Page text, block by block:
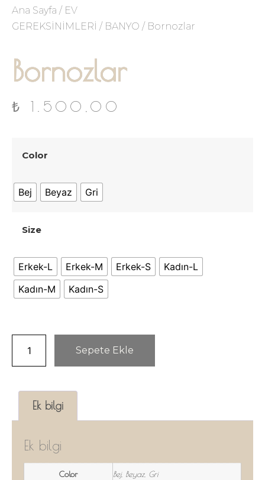
Ana Sayfa / EV
GEREKSİNİMLERİ / BANYO / Bornozlar
Bornozlar
₺ 1.500,00
Color
Bej Beyaz Gri
Size
Erkek-L Erkek-M Erkek-S
Kadın-L
Kadın-M
Kadın-S
Sepete Ekle
Ek bilgi
Ek bilgi
Color Bej, Beyaz, Gri